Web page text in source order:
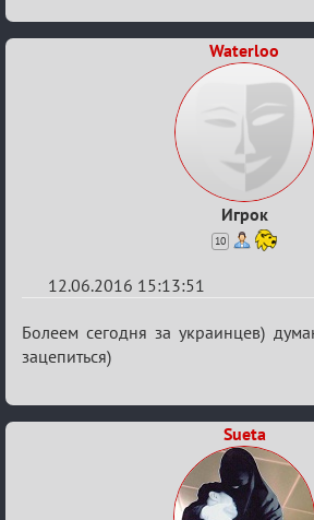
Waterloo
Игрок
10
12.06.2016 15:13:51
Re:
Евро
Болеем сегодня за украинцев)
зацепиться)
Sueta